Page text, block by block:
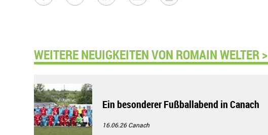
WEITERE NEUIGKEITEN VON ROMAIN WELTER >
Ein besonderer Fußballabend in Canach
16.06.26Canach